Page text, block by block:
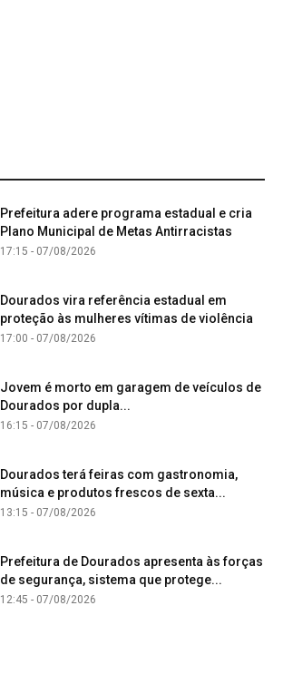
Prefeitura adere programa estadual e cria
Plano Municipal de Metas Antirracistas
17:15 - 07/08/2026
Dourados vira referência estadual em
proteção às mulheres vítimas de violência
17:00 - 07/08/2026
Jovem é morto em garagem de veículos de
Dourados por dupla...
16:15 - 07/08/2026
Dourados terá feiras com gastronomia,
música e produtos frescos de sexta...
13:15 - 07/08/2026
Prefeitura de Dourados apresenta às forças
de segurança, sistema que protege...
12:45 - 07/08/2026